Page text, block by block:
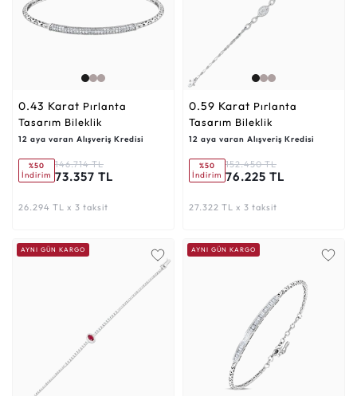
0.43 Karat
Tasarım Bileklik
12 aya varan Alışveriş Kredisi
%50
İndirim
146.714 TL
73.357 TL
26.294 TL x 3 taksit
0.59 Karat
Tasarım Bileklik
12 aya varan Alışveriş Kredisi
%50
İndirim
152.450 TL
76.225 TL
27.322 TL x 3 taksit
AYNI GÜN KARGO AYNI GÜN KARGO